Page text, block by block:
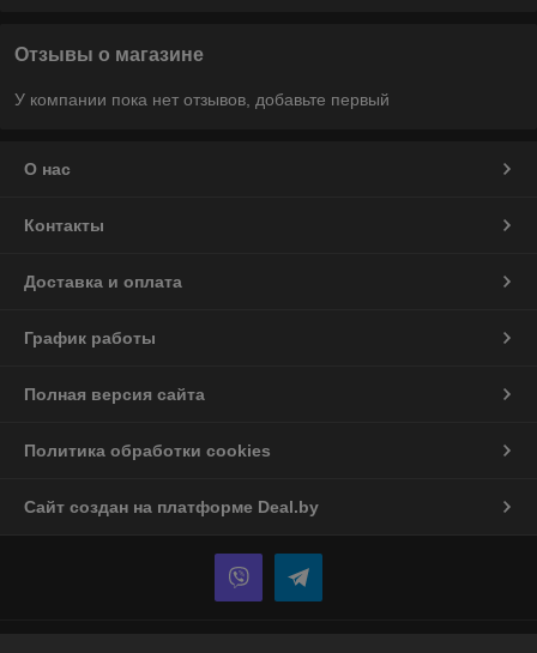
Отзывы о магазине
У компании пока нет отзывов, добавьте первый
О нас
Контакты
Доставка и оплата
График работы
Полная версия сайта
Политика обработки cookies
Сайт создан на платформе Deal.by